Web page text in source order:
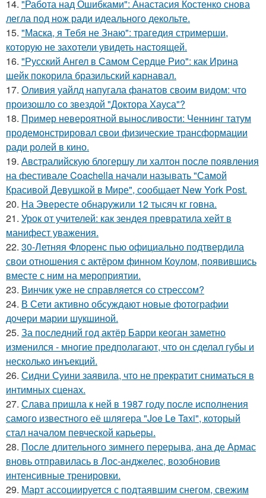
14. "Работа над Ошибками": Анастасия Костенко снова
легла под нож ради идеального декольте.
15. "Маска, я Тебя не Знаю": трагедия стримерши,
которую не захотели увидеть настоящей.
16. "Русский Ангел в Самом Сердце Рио": как Ирина
шейк покорила бразильский карнавал.
17. Оливия уайлд напугала фанатов своим видом: что
произошло со звездой "Доктора Хауса"?
18. Пример невероятной выносливости: Ченнинг татум
продемонстрировал свои физические трансформации
ради ролей в кино.
19. Австралийскую блогершу ли халтон после появления
на фестивале Coachella начали называть "Самой
Красивой Девушкой в Мире", сообщает New York Post.
20. На Эвересте обнаружили 12 тысяч кг говна.
21. Урок от учителей: как зендея превратила хейт в
манифест уважения.
22. 30-Летняя Флоренс пью официально подтвердила
свои отношения с актёром финном Коулом, появившись
вместе с ним на мероприятии.
23. Винчик уже не справляется со стрессом?
24. В Сети активно обсуждают новые фотографии
дочери марии шукшиной.
25. За последний год актёр Барри кеоган заметно
изменился - многие предполагают, что он сделал губы и
несколько инъекций.
26. Сидни Суини заявила, что не прекратит сниматься в
интимных сценах.
27. Слава пришла к ней в 1987 году после исполнения
самого известного её шлягера "Joe Le Taxi", который
стал началом певческой карьеры.
28. После длительного зимнего перерыва, ана де Армас
вновь отправилась в Лос-анджелес, возобновив
интенсивные тренировки.
29. Март ассоциируется с подтаявшим снегом, свежим